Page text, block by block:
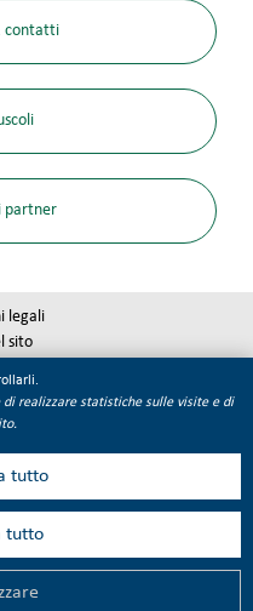
contatti
partner
legali
sito
cookie
realizzare statistiche sulle visite e di
tutto
tutto